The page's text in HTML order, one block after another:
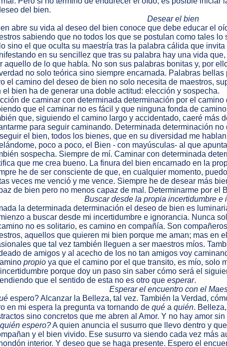
del bien.
Desear el bien
abre su vida al deseo del bien conoce que debe educar el
sabiendo que no todos los que se postulan como tales
sino el que oculta su maestría tras la palabra cálida que
en su sencillez que tras su palabra hay una vida
aquello de lo que habla. No son sus palabras bonitas y, por
no solo teórica sino siempre encarnada. Palabras bellas
el camino del deseo de bien no solo necesita de maestros,
el bien ha de generar una doble actitud: elección y sospecha.
de caminar con determinada determinación por el camino
que el caminar no es fácil y que ninguna fonda de
que, siguiendo el camino largo y accidentado, caeré más
para seguir caminando. Determinada determinación
el bien, todos los bienes, que en su diversidad me
poco a poco, el Bien - con mayúsculas- al que
sospecha. Siempre de mí. Caminar con determinada
que me crea bueno. La finura del bien encarnado en la
he de ser consciente de que, en cualquier momento,
veces me venció y me vence. Siempre he de desear más
de bien pero no menos capaz de mal. Determinarme por el
Buscar desde la propia incertidumbre e
la determinada determinación el deseo de bien es
a buscar desde mi incertidumbre e ignorancia. Nunca
no es solitario, es camino en compañía. Son
aquellos que quieren mi bien porque me aman; mas en
que tal vez también lleguen a ser maestros míos.
de amigos y al acecho de los no tan amigos voy
propio ya que el camino por el que transito, es mío, solo
porque doy un paso sin saber cómo será el
que el sentido de esta no es otro que esperar.
Esperar el encuentro con el
espero? Alcanzar la Belleza, tal vez. También la Verdad,
en mi espera la pregunta va tornando de qué a quién.
sino concretos que me abren al Amor. Y no hay amor
espero?A quien anuncia el susurro que llevo dentro y
y el bien vivido. Ese susurro va siendo cada vez más
interior. Y deseo que se haga presente. Espero el